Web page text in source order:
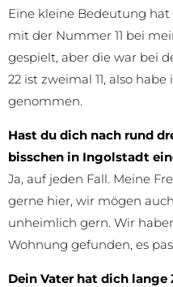
Eine kleine Bedeutung hat
mit der Nummer 11 bei
gespielt, aber die war bei
22 ist zweimal 11, also
genommen.
Hast du dich nach rund
bisschen in Ingolstadt
Ja, auf jeden Fall. Meine
gerne hier, wir mögen
unheimlich gern. Wir
Wohnung gefunden, es
Dein Vater hat dich